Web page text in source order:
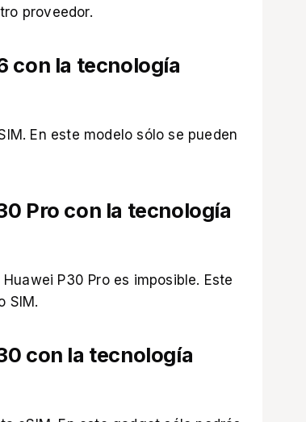
proveedor.
con la tecnología
En este modelo sólo se pueden
Pro con la tecnología
P30 Pro es imposible. Este
SIM.
con la tecnología